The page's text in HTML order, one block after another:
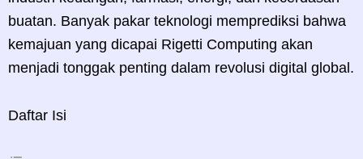
buatan. Banyak pakar teknologi memprediksi bahwa
kemajuan yang dicapai Rigetti Computing akan
menjadi tonggak penting dalam revolusi digital global.
Daftar Isi